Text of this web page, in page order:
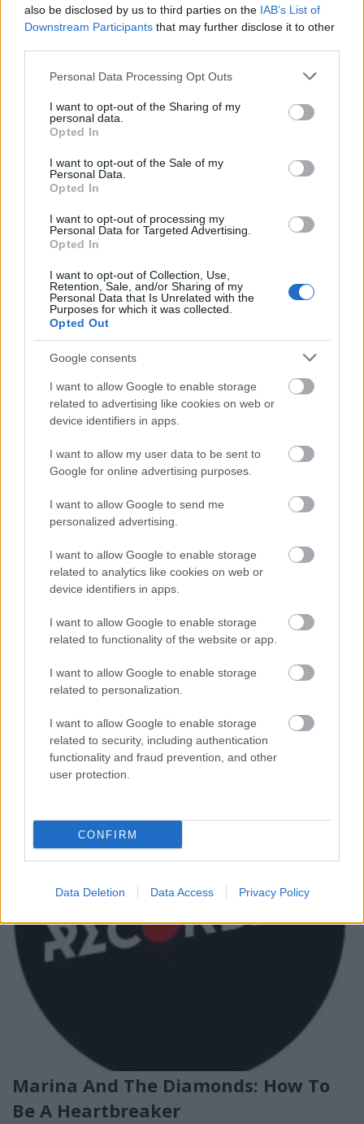
also be disclosed by us to third parties on the IAB’s List of
Downstream Participants that may further disclose it to other
Please note that this website/app uses one or more Google
not limited to your visit or usage behaviour. You may click to
grant or deny consent to Google and its third-party tags to
use your data for below specified purposes in below Google
consent section.
Personal Data Processing Opt Outs
I want to opt-out of the Sharing of my
personal data.
Opted In
I want to opt-out of the Sale of my
Personal Data.
Opted In
I want to opt-out of processing my
Personal Data for Targeted Advertising.
Opted In
I want to opt-out of Collection, Use,
Retention, Sale, and/or Sharing of my
Personal Data that Is Unrelated with the
Purposes for which it was collected.
Opted Out
Google consents
I want to allow Google to enable storage
related to advertising like cookies on web or
device identifiers in apps.
I want to allow my user data to be sent to
Google for online advertising purposes.
I want to allow Google to send me
personalized advertising.
I want to allow Google to enable storage
related to analytics like cookies on web or
device identifiers in apps.
I want to allow Google to enable storage
related to functionality of the website or app.
I want to allow Google to enable storage
related to personalization.
I want to allow Google to enable storage
related to security, including authentication
functionality and fraud prevention, and other
user protection.
CONFIRM
Data Deletion Data Access Privacy Policy
Marina And The Diamonds
Marina Lambrini Diamandis 2010-ben már második
volt az az évi BBC Sound Of szavazásán, de igazán
csak 2012-es második lemezével (Electra Heart) tört
a csúcsra, ez rögtön a brit lemezeladási lista élén
származású walesi énekesnőről,…
Túl ronda volt, dolgozni kellett még a
recordernews•2012. szeptember 30.
A Marina And The Diamonds néven ismert görög
származású énekesnő, Marina Diamandis Twitterén
közölte még a hét elején, teljesen nyugodt
hangnemben, hogy kiadója, az Atlantic a fenti
indokkal nem engedte nyilvánosságra hozni How To
Be A Heartbreaker című dalához frissen…
Marina And The Diamonds: How To
Be A Heartbreaker